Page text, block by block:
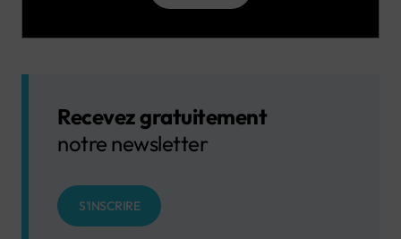
Recevez gratuitement
notre newsletter
S'INSCRIRE